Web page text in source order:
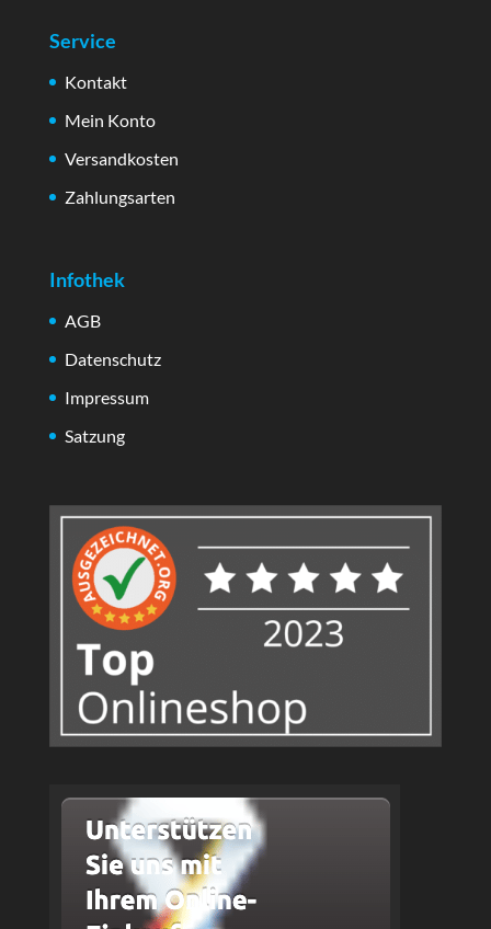
Service
Kontakt
Mein Konto
Versandkosten
Zahlungsarten
Infothek
AGB
Datenschutz
Impressum
Satzung